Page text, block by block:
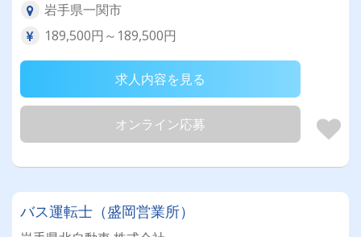
岩手県一関市
189,500円～189,500円
求人内容を見る
オンライン応募
バス運転士（盛岡営業所）